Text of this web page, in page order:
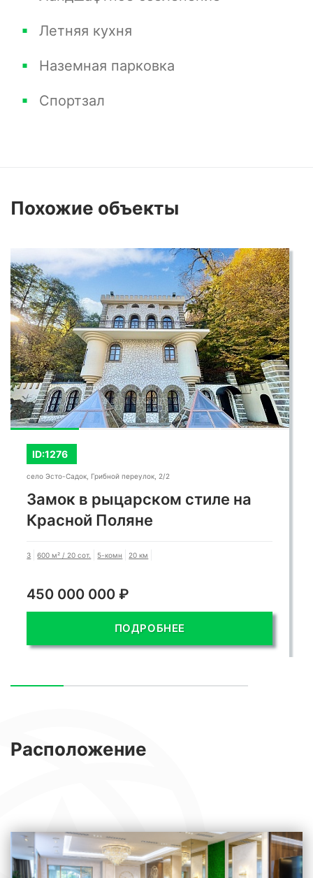
Летняя кухня
Наземная парковка
Спортзал
Похожие объекты
ID:5946
Сириус, Цимлянская улица, 2к9
Вилла Арфа-Парк на Первой
Береговой Линии
3 654 м² / 8 сот. 6-комн 0,05 км
450 000 000 ₽
ПОДРОБНЕЕ
Расположение